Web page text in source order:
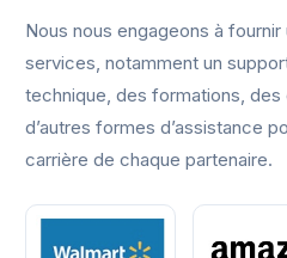
Nous nous engageons à
services, notamment un
technique, des formations,
d’autres formes d’assistance
carrière de chaque partenaire.